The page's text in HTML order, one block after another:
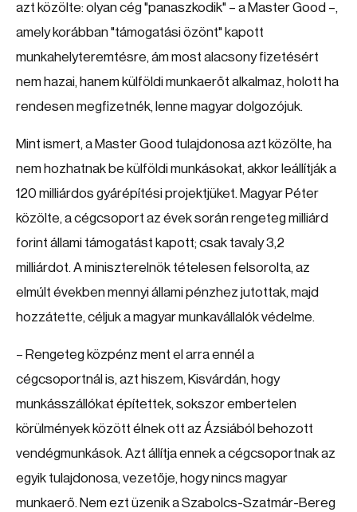
azt közölte: olyan cég "panaszkodik" – a Master Good –,
amely korábban "támogatási özönt" kapott
munkahelyteremtésre, ám most alacsony fizetésért
nem hazai, hanem külföldi munkaerőt alkalmaz, holott ha
rendesen megfizetnék, lenne magyar dolgozójuk.
Mint ismert, a Master Good tulajdonosa azt közölte, ha
nem hozhatnak be külföldi munkásokat, akkor leállítják a
120 milliárdos gyárépítési projektjüket. Magyar Péter
közölte, a cégcsoport az évek során rengeteg milliárd
forint állami támogatást kapott; csak tavaly 3,2
milliárdot. A miniszterelnök tételesen felsorolta, az
elmúlt években mennyi állami pénzhez jutottak, majd
hozzátette, céljuk a magyar munkavállalók védelme.
– Rengeteg közpénz ment el arra ennél a
cégcsoportnál is, azt hiszem, Kisvárdán, hogy
munkásszállókat építettek, sokszor embertelen
körülmények között élnek ott az Ázsiából behozott
vendégmunkások. Azt állítja ennek a cégcsoportnak az
egyik tulajdonosa, vezetője, hogy nincs magyar
munkaerő. Nem ezt üzenik a Szabolcs-Szatmár-Bereg